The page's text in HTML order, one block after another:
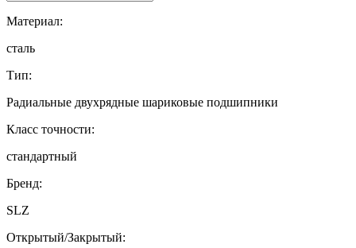
Материал:
сталь
Тип:
Радиальные двухрядные шариковые подшипники
Класс точности:
стандартный
Бренд:
SLZ
Открытый/Закрытый: